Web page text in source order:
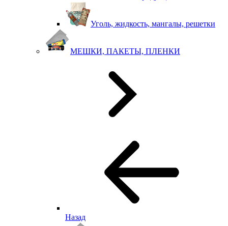
Уголь, жидкость, мангалы, решетки
МЕШКИ, ПАКЕТЫ, ПЛЕНКИ
Назад